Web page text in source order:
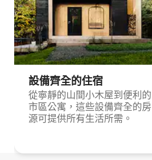
設備齊全的住宿
從寧靜的山間小木屋到便利的
市區公寓，這些設備齊全的房
源可提供所有生活所需。